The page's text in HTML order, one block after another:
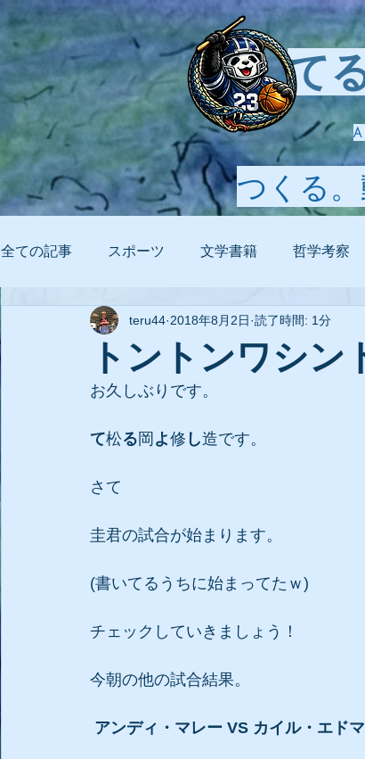
て
A
つくる。
全ての記事 スポーツ 文学書籍 哲学考察
ビジネス AI
トントンワシン
teru44 2018年8月2日 読了時間: 1分
お久しぶりです。
て松る 岡 よ修 し造です。
さて
圭君の試合が始まります。
(書いてるうちに始まってたｗ)
チェックしていきましょう！
今朝の他の試合結果。
アンディ・マレー VS カイル・エド